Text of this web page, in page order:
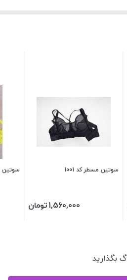
سوتین مسطر کد 1001
1,560,000تومان
سوتین
بگذارید